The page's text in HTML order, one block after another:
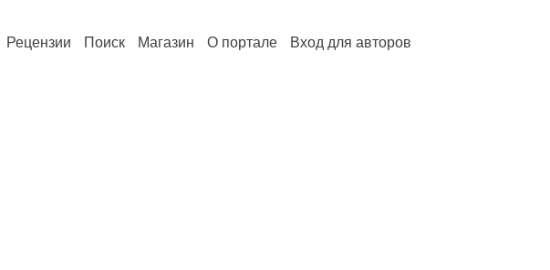
Рецензии Поиск Магазин О портале Вход для авторов